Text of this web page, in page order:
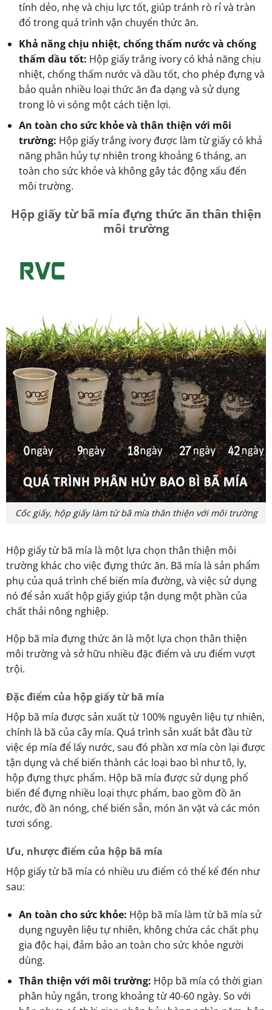
tính dẻo, nhẹ và chịu lực tốt, giúp tránh rò rỉ và tràn
đổ trong quá trình vận chuyển thức ăn.
Khả năng chịu nhiệt, chống thấm nước và chống
thấm dầu tốt: Hộp giấy trắng ivory có khả năng chịu
nhiệt, chống thấm nước và dầu tốt, cho phép đựng và
bảo quản nhiều loại thức ăn đa dạng và sử dụng
trong lò vi sóng một cách tiện lợi.
An toàn cho sức khỏe và thân thiện với môi
trường: Hộp giấy trắng ivory được làm từ giấy có khả
năng phân hủy tự nhiên trong khoảng 6 tháng, an
toàn cho sức khỏe và không gây tác động xấu đến
môi trường.
Hộp giấy từ bã mía đựng thức ăn thân thiện
môi trường
Cốc giấy, hộp giấy làm từ bã mía thân thiện với môi trường
Hộp giấy từ bã mía là một lựa chọn thân thiện môi
trường khác cho việc đựng thức ăn. Bã mía là sản phẩm
phụ của quá trình chế biến mía đường, và việc sử dụng
nó để sản xuất hộp giấy giúp tận dụng một phần của
chất thải nông nghiệp.
Hộp bã mía đựng thức ăn là một lựa chọn thân thiện
môi trường và sở hữu nhiều đặc điểm và ưu điểm vượt
trội.
Đặc điểm của hộp giấy từ bã mía
Hộp bã mía được sản xuất từ 100% nguyên liệu tự nhiên,
chính là bã của cây mía. Quá trình sản xuất bắt đầu từ
việc ép mía để lấy nước, sau đó phần xơ mía còn lại được
tận dụng và chế biến thành các loại bao bì như tô, ly,
hộp đựng thực phẩm. Hộp bã mía được sử dụng phổ
biến để đựng nhiều loại thực phẩm, bao gồm đồ ăn
nước, đồ ăn nóng, chế biến sẵn, món ăn vặt và các món
tươi sống.
Ưu, nhược điểm của hộp bã mía
Hộp giấy từ bã mía có nhiều ưu điểm có thể kể đến như
sau:
An toàn cho sức khỏe: Hộp bã mía làm từ bã mía sử
dụng nguyên liệu tự nhiên, không chứa các chất phụ
gia độc hại, đảm bảo an toàn cho sức khỏe người
dùng.
Thân thiện với môi trường: Hộp bã mía có thời gian
phân hủy ngắn, trong khoảng từ 40-60 ngày. So với